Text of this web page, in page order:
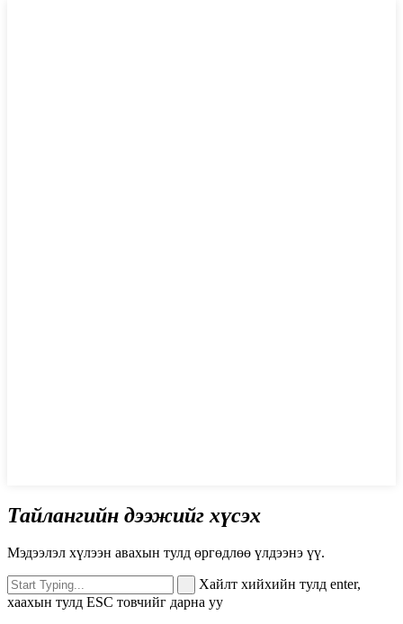
Тайлангийн дээжийг хүсэх
Мэдээлэл хүлээн авахын тулд өргөдлөө үлдээнэ үү.
Хайлт хийхийн тулд enter,
хаахын тулд ESC товчийг дарна уу